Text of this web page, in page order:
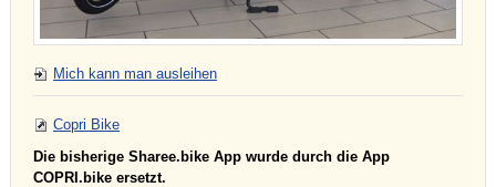
Mich kann man ausleihen
Copri Bike
Die bisherige Sharee.bike App wurde durch die App
COPRI.bike ersetzt.